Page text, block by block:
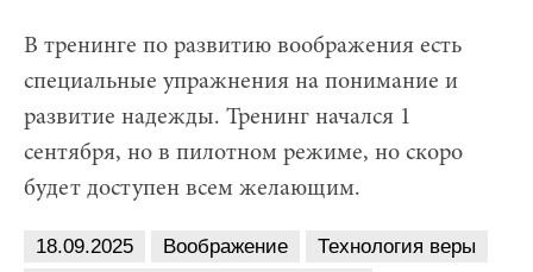
В тренинге по развитию воображения есть
специальные упражнения на понимание и
развитие надежды. Тренинг начался 1
сентября, но в пилотном режиме, но скоро
будет доступен всем желающим.
18.09.2025 Воображение
Технология веры